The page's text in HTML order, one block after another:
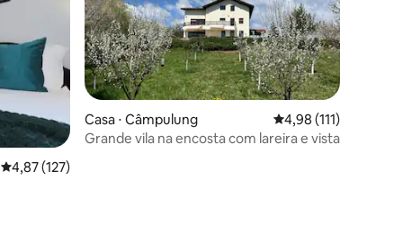
4,87 de uma avaliação média de 5, 127 avaliações
4,87 (127)
Casa ⋅ Câmpulung 4,98 de uma avaliação
4,98 (111)
Grande vila na encosta com lareira e vista